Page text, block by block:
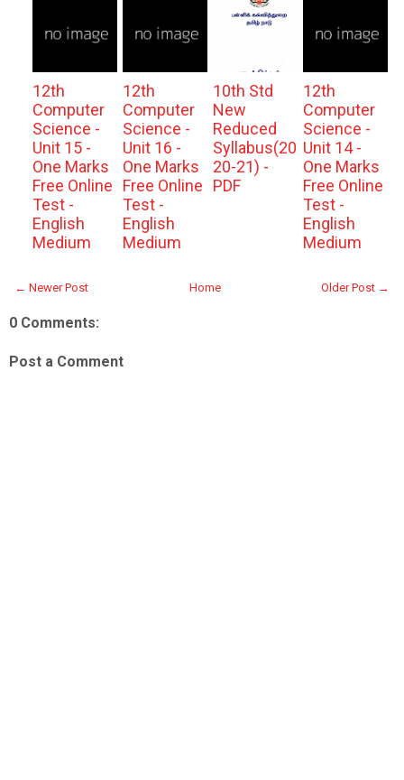
12th
Computer
Science -
Unit 15 -
One Marks
Free Online
Test -
English
Medium
12th
Computer
Science -
Unit 16 -
One Marks
Free Online
Test -
English
Medium
10th Std
New
Reduced
Syllabus(20
20-21) -
PDF
12th
Computer
Science -
Unit 14 -
One Marks
Free Online
Test -
English
Medium
← Newer Post Older Post →
Home
0 Comments:
Post a Comment